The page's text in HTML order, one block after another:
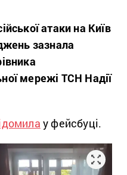
атаки на Київ
зазнала
мережі ТСН Надії
у фейсбуці.